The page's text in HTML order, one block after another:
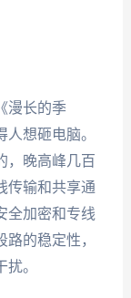
漫长的季
想砸电脑。
，晚高峰几百
传输和共享通
全加密和专线
的稳定性，
。